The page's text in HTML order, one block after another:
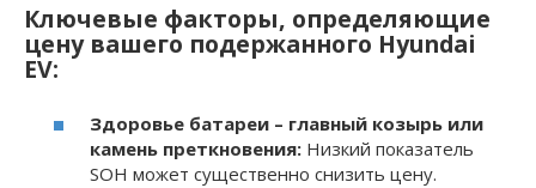
Ключевые факторы, определяющие
цену вашего подержанного Hyundai
EV:
Здоровье батареи – главный козырь или
камень преткновения: Низкий показатель
SOH может существенно снизить цену.